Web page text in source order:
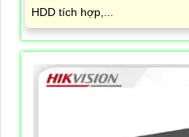
HDD tích hợp,...